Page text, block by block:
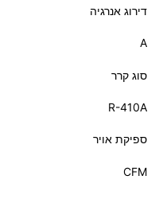
דירוג אנרגיה
A
סוג קרר
R-410A
ספיקת אויר
CFM